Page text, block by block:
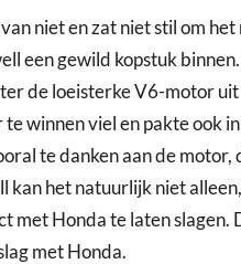
niet en zat niet stil om
een gewild kopstuk
de loeisterke V6-motor
winnen viel en pakte ook
te danken aan de
kan het natuurlijk niet
met Honda te laten
met Honda.